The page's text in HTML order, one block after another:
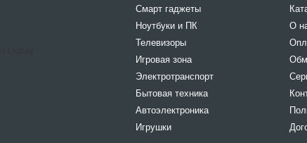
Смарт гаджеты
Ноутбуки и ПК
Телевизоры
Игровая зона
Электротранспорт
Бытовая техника
Автоэлектроника
Игрушки
О